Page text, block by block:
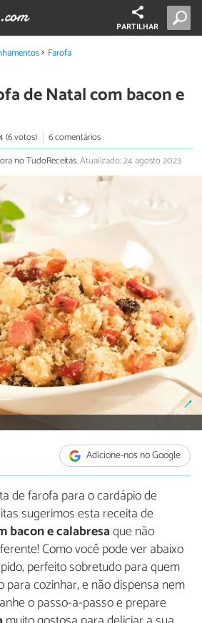
PARTILHAR
Farofa
de Natal com bacon e
(6 votos)
6 comentários
no TudoReceitas.Atualizado: 24 agosto 2023
Adicione-nos no Google
de farofa para o cardápio de
sugerimos esta receita de
bacon e calabresaque não
Como você pode ver abaixo
perfeito sobretudo para quem
para cozinhar, e não dispensa nem
o passo-a-passo e prepare